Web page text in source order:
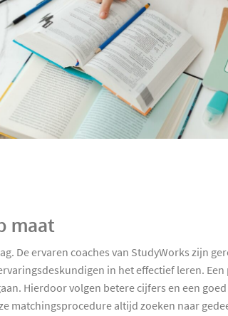
maat
De ervaren coaches van StudyWorks zijn
in het effectief leren.
Hierdoor volgen betere cijfers en een
matchingsprocedure altijd zoeken naar